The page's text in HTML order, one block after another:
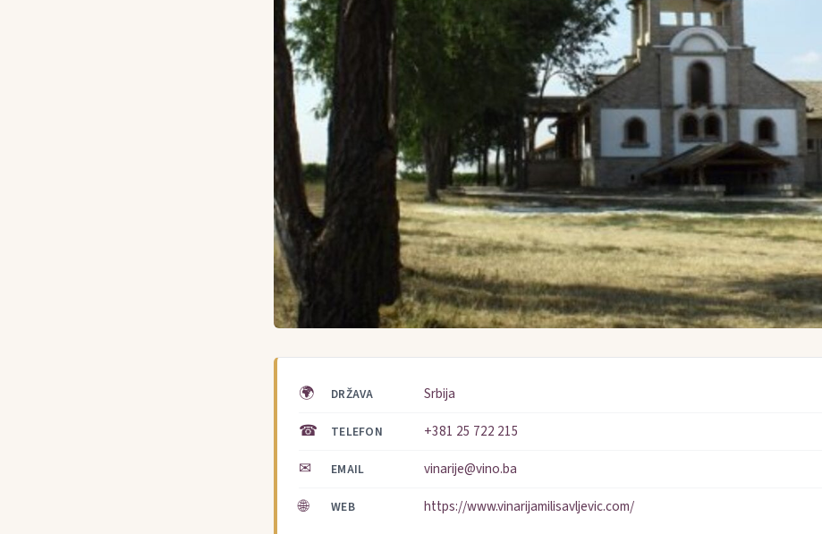
🌍 DRŽAVA Srbija
☎ TELEFON +381 25 722 215
✉ EMAIL vinarije@vino.ba
🌐 WEB https://www.vinarijamilisavljevic.com/